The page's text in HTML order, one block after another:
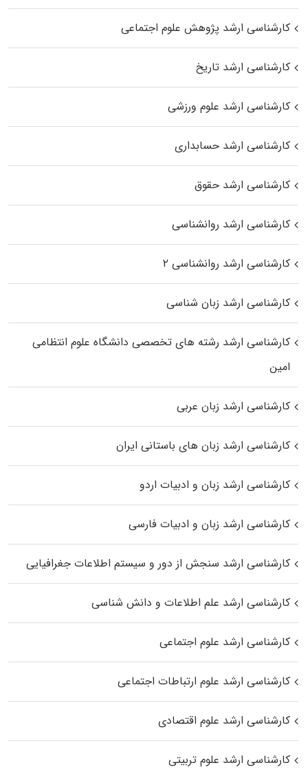
کارشناسی ارشد پژوهش علوم اجتماعی
کارشناسی ارشد تاریخ
کارشناسی ارشد علوم ورزشی
کارشناسی ارشد حسابداری
کارشناسی ارشد حقوق
کارشناسی ارشد روانشناسی
کارشناسی ارشد روانشناسی ۲
کارشناسی ارشد زبان شناسی
کارشناسی ارشد رﺷﺘﻪ ﻫﺎی تخصصی داﻧﺸﮕﺎه ﻋﻠﻮم انتظامی
اﻣﻴﻦ
کارشناسی ارشد زبان عربی
کارشناسی ارشد زبان‌ های باستانی ایران
کارشناسی ارشد زبان و ادبیات اردو
کارشناسی ارشد زبان و ادبیات فارسی
کارشناسی ارشد سنجش از دور و سیستم اطلاعات جغرافیایی
کارشناسی ارشد علم اطلاعات و دانش شناسی
کارشناسی ارشد علوم اجتماعی
کارشناسی ارشد علوم ارتباطات اجتماعی
کارشناسی ارشد علوم اقتصادی
کارشناسی ارشد علوم تربیتی